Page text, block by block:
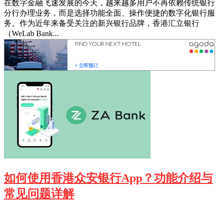
在数字金融飞速发展的今天，越来越多用户不再依赖传统银行
分行办理业务，而是选择功能全面、操作便捷的数字化银行服
务。作为近年来备受关注的新兴银行品牌，香港汇立银行
（WeLab Bank...
如何使用香港众安银行App？功能介绍与
常见问题详解